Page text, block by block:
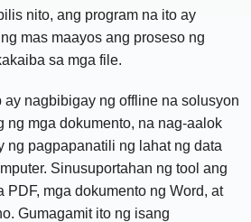
nito, ang program na ito ay
mas maayos ang proseso ng
sa mga file.
nagbibigay ng offline na solusyon
ng mga dokumento, na nag-aalok
ng pagpapanatili ng lahat ng data
Sinusuportahan ng tool ang
PDF, mga dokumento ng Word, at
Gumagamit ito ng isang